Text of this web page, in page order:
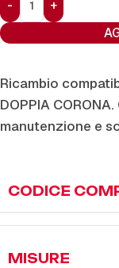
Ricambio
DOPPIA
manutenzione e
CODICE
MISURE